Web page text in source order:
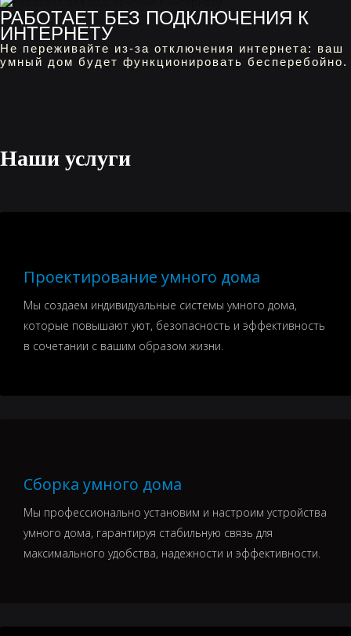
РАБОТАЕТ БЕЗ ПОДКЛЮЧЕНИЯ К
ИНТЕРНЕТУ
Не переживайте из-за отключения интернета: ваш
умный дом будет функционировать бесперебойно.
Наши услуги
Проектирование умного дома
Мы создаем индивидуальные системы умного дома,
которые повышают уют, безопасность и эффективность
в сочетании с вашим образом жизни.
Сборка умного дома
Мы профессионально установим и настроим устройства
умного дома, гарантируя стабильную связь для
максимального удобства, надежности и эффективности.